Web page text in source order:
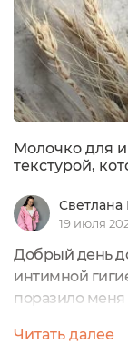
Молочко для
текстурой,
19 июля
Добрый день
интимной
поразило меня
ежедневном
Читать далее